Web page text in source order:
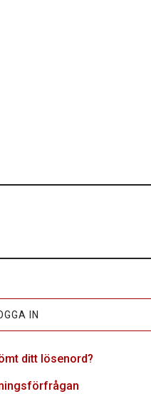
IN
ditt lösenord?